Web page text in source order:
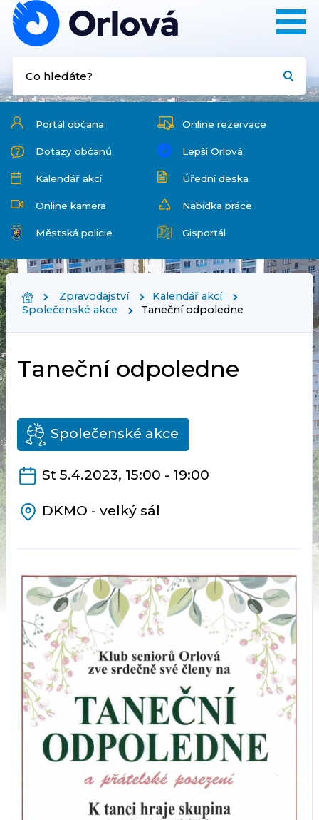
Portál občana Online rezervace
Dotazy občanů Lepší Orlová
Kalendář akcí Úřední deska
Online kamera Nabídka práce
Městská policie Gisportál
Zpravodajství
Kalendář akcí
Společenské akce
Taneční odpoledne
Taneční odpoledne
Společenské akce
St 5.4.2023, 15:00 - 19:00
DKMO - velký sál